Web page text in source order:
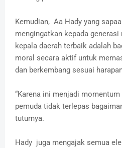
Kemudian, Aa Hady yang
mengingatkan kepada
kepala daerah terbaik adalah
moral secara aktif untuk
dan berkembang sesuai
“Karena ini menjadi
pemuda tidak terlepas
tuturnya.
Hady juga mengajak semua